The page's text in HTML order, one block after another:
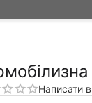
Написати